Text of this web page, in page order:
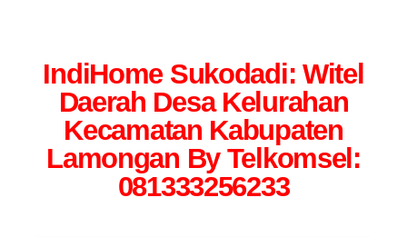
IndiHome Sukodadi: Witel
Daerah Desa Kelurahan
Kecamatan Kabupaten
Lamongan By Telkomsel:
081333256233